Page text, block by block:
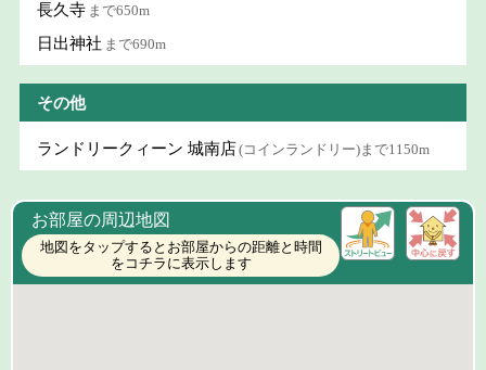
長久寺 まで650m
日出神社 まで690m
その他
ランドリークィーン 城南店(コインランドリー)まで1150m
お部屋の周辺地図
地図をタップするとお部屋からの距離と時間
をコチラに表示します